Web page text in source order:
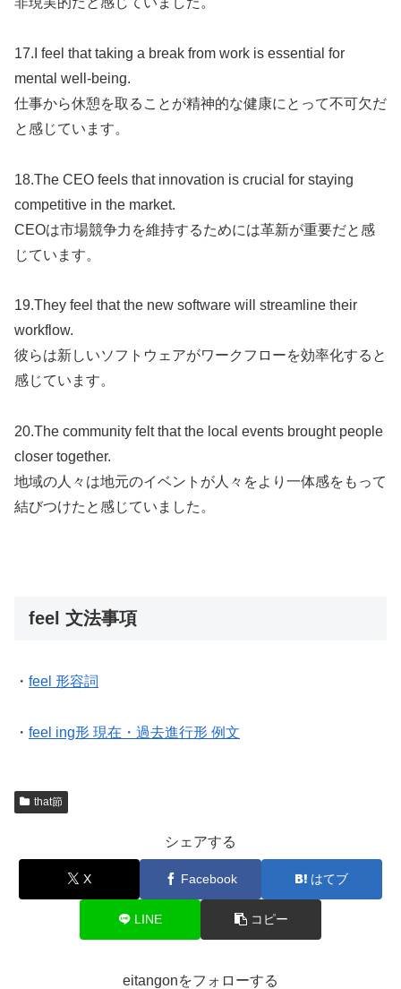
17.I feel that taking a break from work is essential for
mental well-being.
仕事から休憩を取ることが精神的な健康にとって不可欠だ
と感じています。
18.The CEO feels that innovation is crucial for staying
competitive in the market.
CEOは市場競争力を維持するためには革新が重要だと感
じています。
19.They feel that the new software will streamline their
workflow.
彼らは新しいソフトウェアがワークフローを効率化すると
感じています。
20.The community felt that the local events brought people
closer together.
地域の人々は地元のイベントが人々をより一体感をもって
結びつけたと感じていました。
feel 文法事項
・ feel 形容詞
・ feel ing形 現在・過去進行形 例文
that節
シェアする
X Facebook はてブ
LINE コピー
eitangonをフォローする